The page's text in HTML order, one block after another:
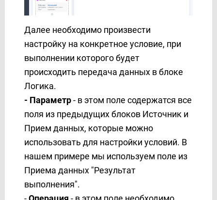
Далее необходимо произвести
настройку на конкретное условие, при
выполнении которого будет
происходить передача данных в блоке
Логика.
- Параметр- в этом поле содержатся все
поля из предыдущих блоков Источник и
Прием данных, которые можно
использовать для настройки условий. В
нашем примере мы используем поле из
Приема данных "Результат
выполнения".